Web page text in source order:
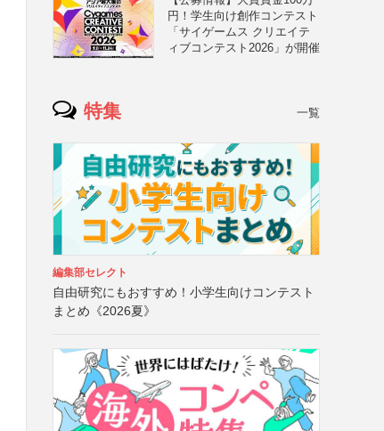
円！学生向け創作コンテスト
「サイゲームス クリエイテ
ィブコンテスト2026」が開催
特集 一覧
編集部セレクト
自由研究にもおすすめ！小学生向けコンテスト
まとめ《2026夏》